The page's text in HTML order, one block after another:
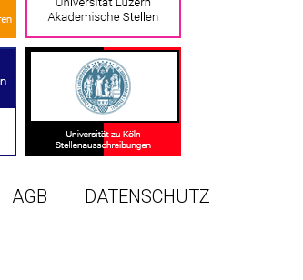
AGB DATENSCHUTZ